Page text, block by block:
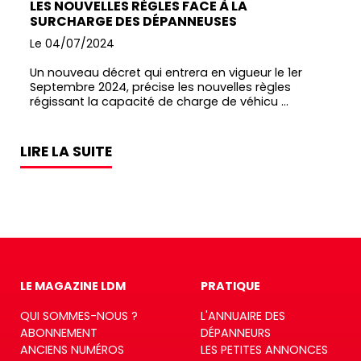
LES NOUVELLES RÈGLES FACE À LA
SURCHARGE DES DÉPANNEUSES
Le 04/07/2024
Un nouveau décret qui entrera en vigueur le 1er
Septembre 2024, précise les nouvelles règles
régissant la capacité de charge de véhicu ...
LIRE LA SUITE
LE MAGAZINE LDM
QUI SOMMES-NOUS ?
ABONNEMENT
ANCIENS NUMÉROS
PRATIQUE
L'ANNUAIRE DES
DÉPANNEURS
LES PETITES ANNONCES